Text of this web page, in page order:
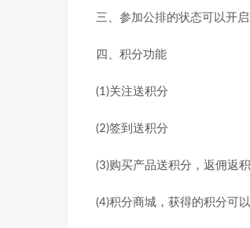
三、参加公排的状态可以开
四、积分功能
(1)关注送积分
(2)签到送积分
(3)购买产品送积分，返佣返
(4)积分商城，获得的积分可